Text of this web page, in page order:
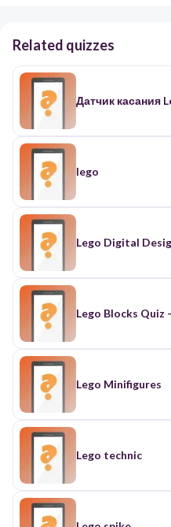
Related quizzes
Датчик касания
lego
Lego Digital
Lego Blocks Quiz
Lego Minifigures
Lego technic